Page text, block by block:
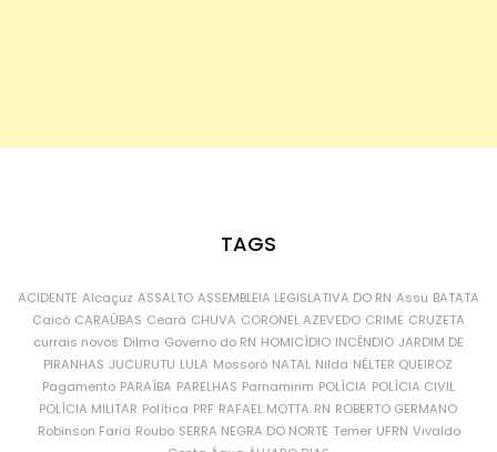
TAGS
ACIDENTE Alcaçuz ASSALTO ASSEMBLEIA LEGISLATIVA DO RN Assu BATATA
Caicó CARAÚBAS Ceará CHUVA CORONEL AZEVEDO CRIME CRUZETA
currais novos Dilma Governo do RN HOMICÍDIO INCÊNDIO JARDIM DE
PIRANHAS JUCURUTU LULA Mossoró NATAL Nilda NÉLTER QUEIROZ
Pagamento PARAÍBA PARELHAS Parnamirim POLÍCIA POLÍCIA CIVIL
POLÍCIA MILITAR Política PRF RAFAEL MOTTA RN ROBERTO GERMANO
Robinson Faria Roubo SERRA NEGRA DO NORTE Temer UFRN Vivaldo